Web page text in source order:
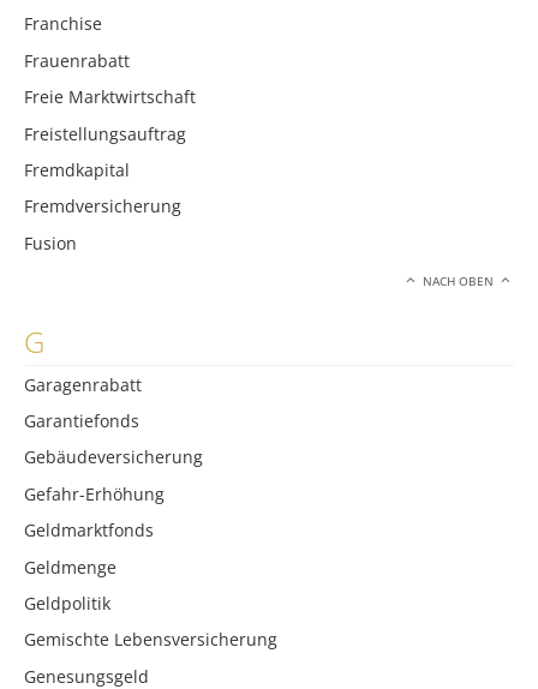
Franchise
Frauenrabatt
Freie Marktwirtschaft
Freistellungsauftrag
Fremdkapital
Fremdversicherung
Fusion
NACH OBEN
G
Garagenrabatt
Garantiefonds
Gebäudeversicherung
Gefahr-Erhöhung
Geldmarktfonds
Geldmenge
Geldpolitik
Gemischte Lebensversicherung
Genesungsgeld